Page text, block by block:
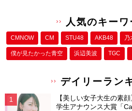
人気のキーワ
CMNOW CM STU48 AKB48 乃
僕が⾒たかった⻘空 浜辺美波 TGC
デイリーラン
【美しい女子大生の素
学生アナウンス大賞「